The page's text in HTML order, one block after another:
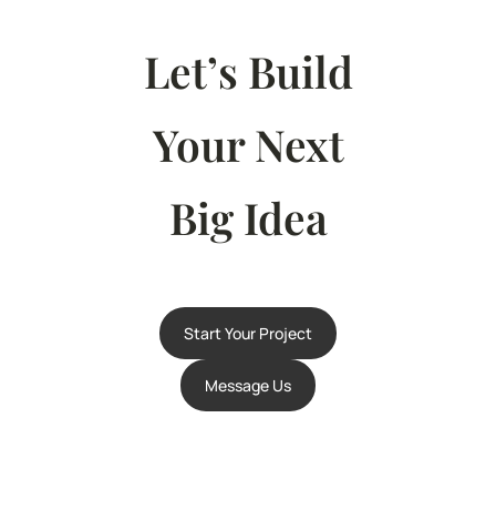
Let’s Build
Your Next
Big Idea
Start Your Project
Message Us